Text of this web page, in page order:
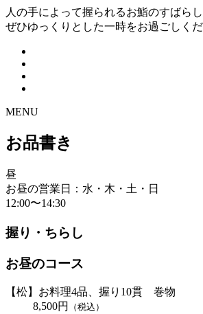
人の手によって握られるお鮨のすばら
ぜひゆっくりとした一時をお過ごしくだ
MENU
お品書き
昼
お昼の営業日：水・木・土・日
12:00〜14:30
握り・ちらし
お昼のコース
【松】お料理4品、握り10貫 巻物
8,500円
（税込）